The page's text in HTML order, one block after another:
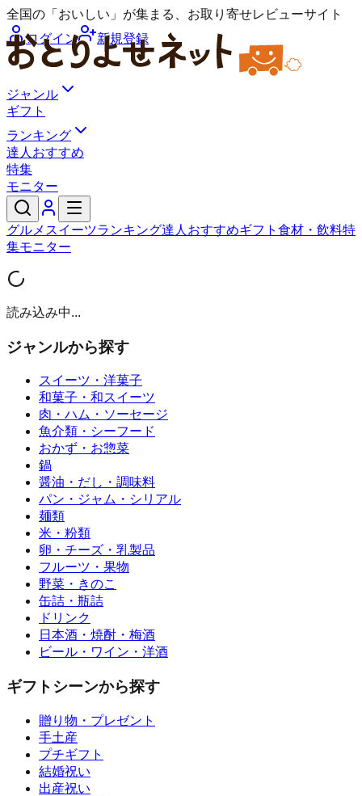
全国の「おいしい」が集まる、お取り寄せレビューサイト
ログイン
新規登録
ジャンル
ギフト
ランキング
達人おすすめ
特集
モニター
グルメ スイーツランキング達人おすすめギフト 食材・飲料特
集モニター
読み込み中...
ジャンルから探す
スイーツ・洋菓子
和菓子・和スイーツ
肉・ハム・ソーセージ
魚介類・シーフード
おかず・お惣菜
鍋
醤油・だし・調味料
パン・ジャム・シリアル
麺類
米・粉類
卵・チーズ・乳製品
フルーツ・果物
野菜・きのこ
缶詰・瓶詰
ドリンク
日本酒・焼酎・梅酒
ビール・ワイン・洋酒
ギフトシーンから探す
贈り物・プレゼント
手土産
プチギフト
結婚祝い
出産祝い